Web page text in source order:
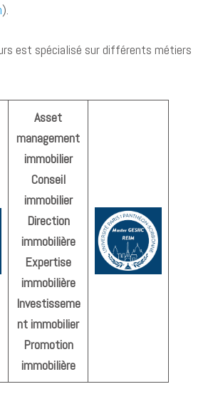
).
est spécialisé sur différents métiers
Asset
management
immobilier
Conseil
immobilier
Direction
immobilière
Expertise
immobilière
Investisseme
nt immobilier
Promotion
immobilière